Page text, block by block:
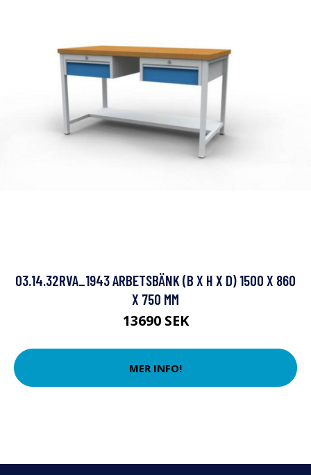
03.14.32RVA_1943 ARBETSBÄNK (B X H X D) 1500 X 860
X 750 MM
13690 SEK
MER INFO!